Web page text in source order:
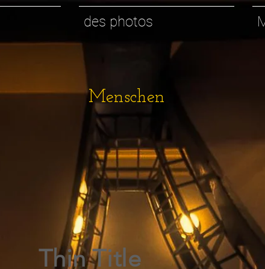
des photos
Menschen
Thin Title